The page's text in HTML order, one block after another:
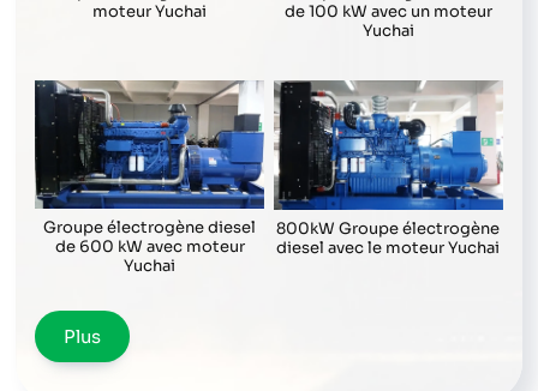
moteur Yuchai
de 100 kW avec un moteur
Yuchai
Groupe électrogène diesel
de 600 kW avec moteur
Yuchai
800kW Groupe électrogène
diesel avec le moteur Yuchai
Plus